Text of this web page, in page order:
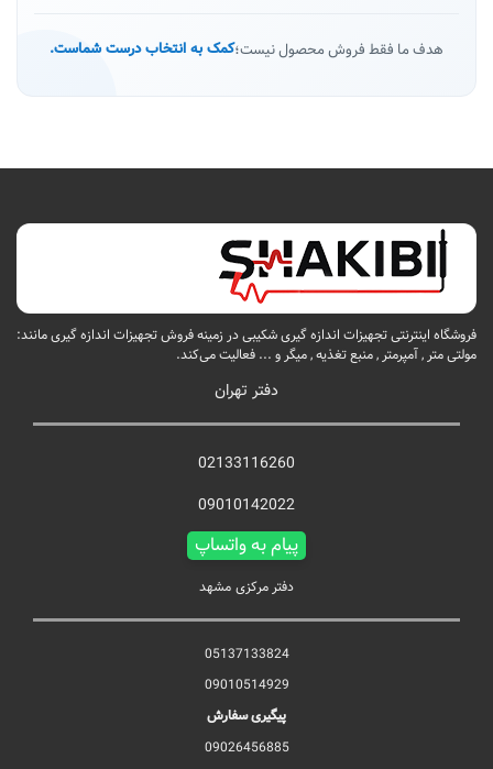
هدف ما فقط فروش محصول نیست؛کمک به انتخاب درست شماست.
فروشگاه اینترنتی تجهیزات اندازه گیری شکیبی در زمینه فروش تجهیزات اندازه گیری مانند:
مولتی متر , آمپرمتر , منبع تغذیه , میگر و ... فعالیت می‌کند.
دفتر تهران
02133116260
09010142022
پیام به واتساپ
دفتر مرکزی مشهد
05137133824
09010514929
پیگیری سفارش
09026456885